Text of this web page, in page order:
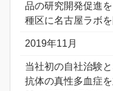
品の研究開発促進
種区に名古屋ラボ
2019年11月
当社初の自社治験
抗体の真性多血症